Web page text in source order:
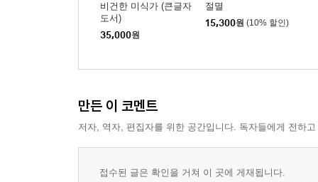
비건한 미식가 (큰글자
도서)
35,000원
절멸
15,300원 (10% 할인)
만든 이 코멘트
저자, 역자, 편집자를 위한 공간입니다. 독자들에게 전하
접수된 글은 확인을 거쳐 이 곳에 게재됩니다.